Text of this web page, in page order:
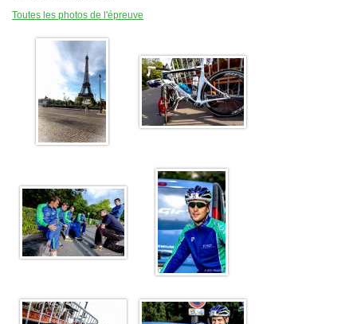
Épreuves TCSQY
Bike and Run 2026
Bike and Run 2025
Bike and Run 2024
Bike and Run 2020
Bike and Run 2019
Bike and Run 2018
Bike and Run 2017
Bike and Run 2014
Bike and Run 2013
Entraînements
Horaires
Lieux d'entraînement
Photos / Vidéos
Compétitions
Calendrier
Courses club
Contact
Toutes les photos de l'épreuve